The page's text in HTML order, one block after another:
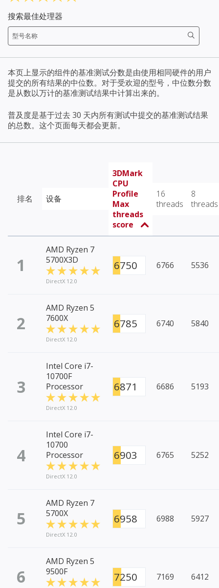
搜索最佳处理器
本页上显示的组件的基准测试分数是由使用相同硬件的用户
提交的所有结果的中位数。对于受欢迎的型号，中位数分数
是从数以万计的基准测试结果中计算出来的。
普及度是基于过去 30 天内所有测试中提交的基准测试结果
的总数。这个页面每天都会更新。
排名 设备
3DMark
CPU
Profile
Max
threads
score
16
threads
8
threads
1
AMD Ryzen 7
5700X3D
DirectX 12.0
6750 6766 5536
2
AMD Ryzen 5
7600X
DirectX 12.0
6785 6740 5840
3
Intel Core i7-
10700F
Processor
DirectX 12.0
6871 6686 5193
4
Intel Core i7-
10700
Processor
DirectX 12.0
6903 6765 5252
5
AMD Ryzen 7
5700X
DirectX 12.0
6958 6988 5927
6
AMD Ryzen 5
9500F
7250 7169 6412